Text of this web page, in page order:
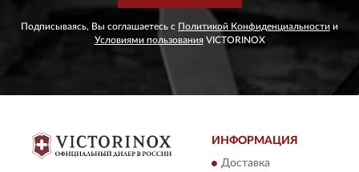
Подписываясь, Вы соглашаетесь с Политикой Конфиденциальности и
Условиями пользованияVICTORINOX
ИНФОРМАЦИЯ
Доставка